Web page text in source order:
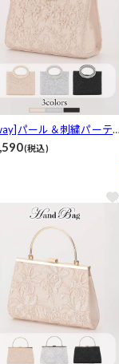
パール＆刺繍パーティ
ッグ(税込)